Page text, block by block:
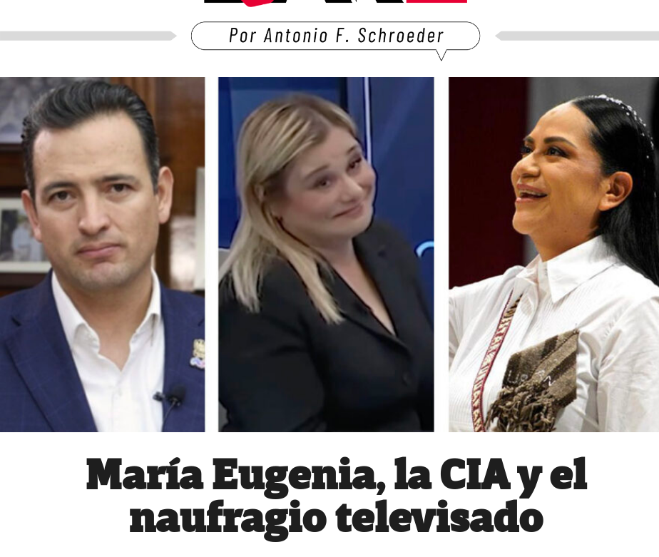
María Eugenia, la CIA y el
naufragio televisado